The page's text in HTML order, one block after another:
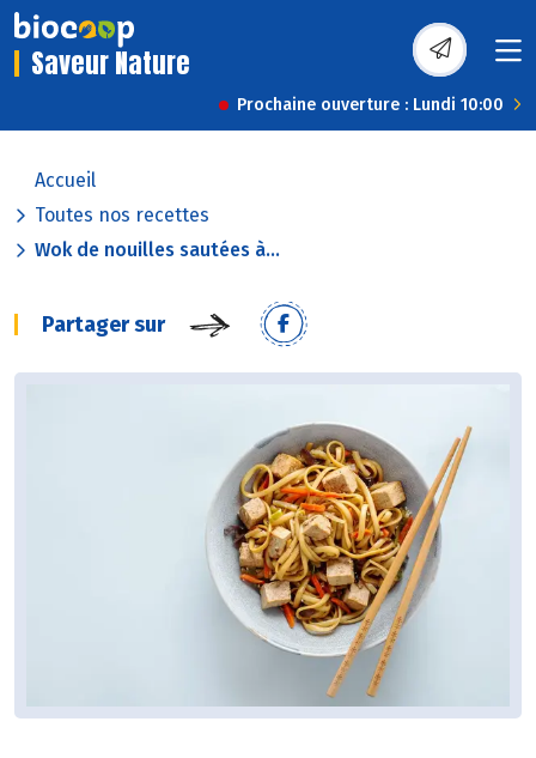
Saveur Nature
Prochaine ouverture : Lundi 10:00
Accueil
Toutes nos recettes
Wok de nouilles sautées à...
Partager sur